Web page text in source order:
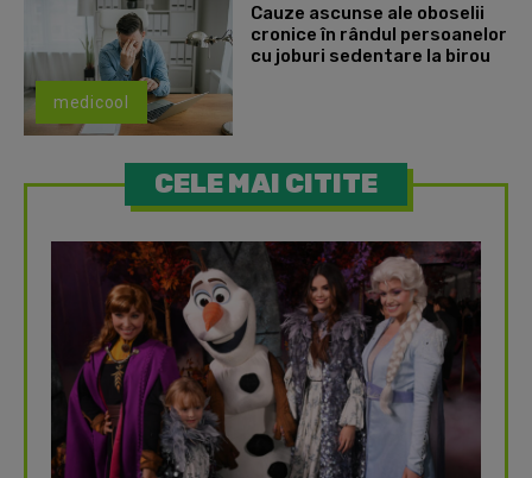
medicool
Cauze ascunse ale oboselii
cronice în rândul persoanelor
cu joburi sedentare la birou
CELE MAI CITITE